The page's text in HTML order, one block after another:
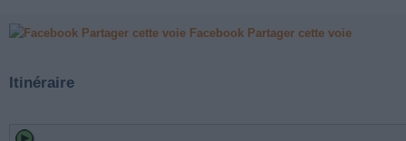
Facebook Partager cette voie
Itinéraire